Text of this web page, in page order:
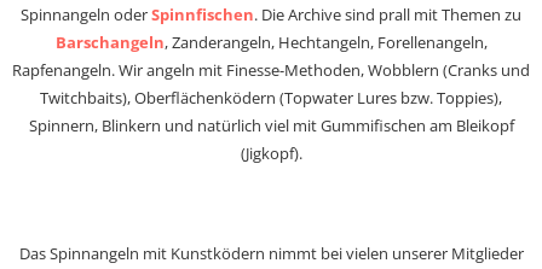
Spinnangeln oderSpinnfischen. Die Archive sind prall mit Themen zu
Barschangeln, Zanderangeln, Hechtangeln, Forellenangeln,
Rapfenangeln. Wir angeln mit Finesse-Methoden, Wobblern (Cranks und
Twitchbaits), Oberflächenködern (Topwater Lures bzw. Toppies),
Spinnern, Blinkern und natürlich viel mit Gummifischen am Bleikopf
(Jigkopf).
Das Spinnangeln mit Kunstködern nimmt bei vielen unserer Mitglieder